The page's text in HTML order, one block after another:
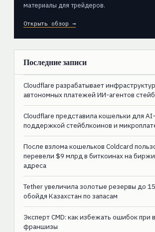
материалы для трейдеров.
Открыть обзор →
Последние записи
Cloudflare разрабатывает
автономных платежей ИИ-агентов
Cloudflare представила кошельки для
поддержкой стейблкоинов и
После взлома кошельков Coldcard
перевели $9 млрд в биткоинах на
адреса
Tether увеличила золотые резервы до
обойдя Казахстан по запасам
Эксперт CMD: как избежать ошибок при
франшизы